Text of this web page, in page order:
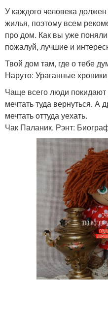
У каждого человека
жилья, поэтому всем
про дом. Как вы уже
пожалуй, лучшие и
Твой дом там, где о тебе
Наруто: Ураганные
Чаще всего люди покидают
мечтать туда вернуться. А
мечтать оттуда уехать.
Чак Паланик. Рэнт: